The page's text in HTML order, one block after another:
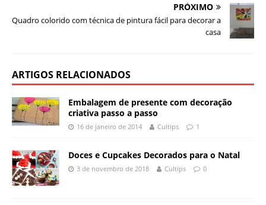
PRÓXIMO
Quadro colorido com técnica de pintura fácil para decorar a
casa
ARTIGOS RELACIONADOS
Embalagem de presente com decoração
criativa passo a passo
16 de janeiro de 2014 Cultips 1
Doces e Cupcakes Decorados para o Natal
3 de novembro de 2018 Cultips 0